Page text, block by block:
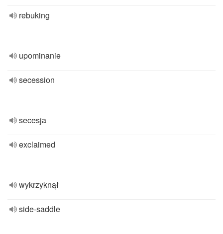
rebuking
upominanie
secession
secesja
exclaimed
wykrzyknął
side-saddle